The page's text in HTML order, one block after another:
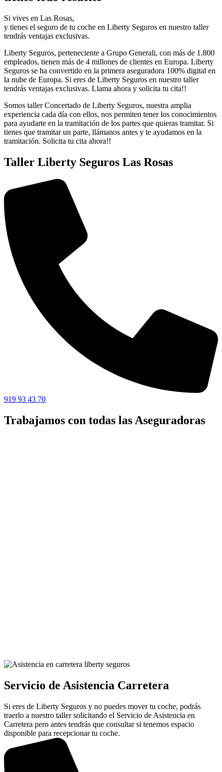
Si vives en Las Rosas,
y tienes el seguro de tu coche en Liberty Seguros en nuestro taller
tendrás ventajas exclusivas.
Liberty Seguros, perteneciente a Grupo Generali, con más de 1.800
empleados, tienen más de 4 millones de clientes en Europa. Liberty
Seguros se ha convertido en la primera aseguradora 100% digital en
la nube de Europa. Si eres de Liberty Seguros en nuestro taller
tendrás ventajas exclusivas. Llama ahora y solicita tu cita!!
Somos taller Concertado de Liberty Seguros, nuestra amplia
experiencia cada día con ellos, nos permiten tener los conocimientos
para ayudarte en la tramitación de los partes que quieras tramitar. Si
tienes que tramitar un parte, llámanos antes y te ayudamos en la
tramitación. Solicita tu cita ahora!!
Taller Liberty Seguros Las Rosas
919 93 43 70
Trabajamos con todas las Aseguradoras
Servicio de Asistencia Carretera
Si eres de Liberty Seguros y no puedes mover tu coche, podrás
traerlo a nuestro taller solicitando el Servicio de Asistencia en
Carretera pero antes tendrás que consultar si tenemos espacio
disponible para recepcionar tu coche.